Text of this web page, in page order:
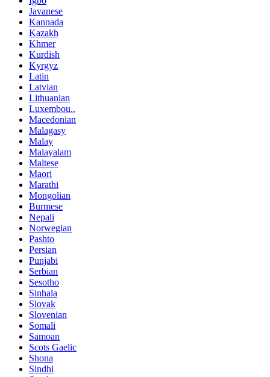
Javanese
Kannada
Kazakh
Khmer
Kurdish
Kyrgyz
Latin
Latvian
Lithuanian
Luxembou..
Macedonian
Malagasy
Malay
Malayalam
Maltese
Maori
Marathi
Mongolian
Burmese
Nepali
Norwegian
Pashto
Persian
Punjabi
Serbian
Sesotho
Sinhala
Slovak
Slovenian
Somali
Samoan
Scots Gaelic
Shona
Sindhi